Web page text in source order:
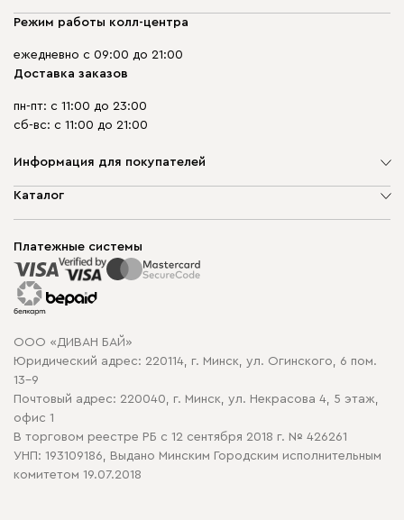
Режим работы колл-центра
ежедневно с 09:00 до 21:00
Доставка заказов
пн-пт: с 11:00 до 23:00
сб-вс: с 11:00 до 21:00
Информация для покупателей
О компании
Способы оплаты
Рассрочка и кредит
Гарантия
Карта сайта
Политика конфиденциальности
Политика в отношении обработки cookie
Каталог
Корпусная мебель
Распродажа мебели
Платежные системы
ООО «ДИВАН БАЙ»
Юридический адрес: 220114, г. Минск, ул. Огинского, 6 пом.
13-9
Почтовый адрес: 220040, г. Минск, ул. Некрасова 4, 5 этаж,
офис 1
В торговом реестре РБ с 12 сентября 2018 г. № 426261
УНП: 193109186, Выдано Минским Городским исполнительным
комитетом 19.07.2018